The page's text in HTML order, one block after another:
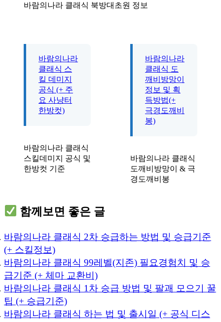
바람의나라 클래식 북방대초원 정보
바람의나라
클래식 스
킬 데미지
공식 (+ 주
요 사냥터
한방컷)
바람의나라 클래식
스킬데미지 공식 및
한방컷 기준
바람의나라
클래식 도
깨비방망이
정보 및 획
득방법(+
극경도깨비
봉)
바람의나라 클래식
도깨비방망이 & 극
경도깨비봉
함께보면 좋은 글
바람의나라 클래식 2차 승급하는 방법 및 승급기준
(+ 스킬정보)
바람의나라 클래식 99레벨(지존) 필요경험치 및 승
급기준 (+ 체마 교환비)
바람의나라 클래식 1차 승급 방법 및 팔괘 모으기 꿀
팁 (+ 승급기준)
바람의나라 클래식 하는 법 및 출시일 (+ 공식 디스